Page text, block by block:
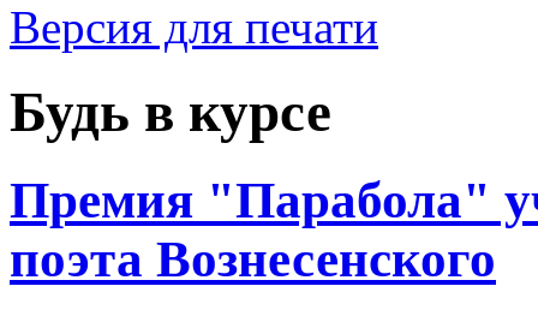
Версия для печати
Будь в курсе
Премия "Парабола"
поэта Вознесенского